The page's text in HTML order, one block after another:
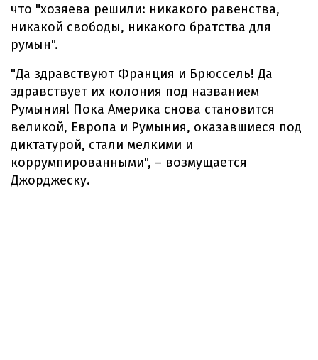
что "хозяева решили: никакого равенства,
никакой свободы, никакого братства для
румын".
"Да здравствуют Франция и Брюссель! Да
здравствует их колония под названием
Румыния! Пока Америка снова становится
великой, Европа и Румыния, оказавшиеся под
диктатурой, стали мелкими и
коррумпированными", – возмущается
Джорджеску.